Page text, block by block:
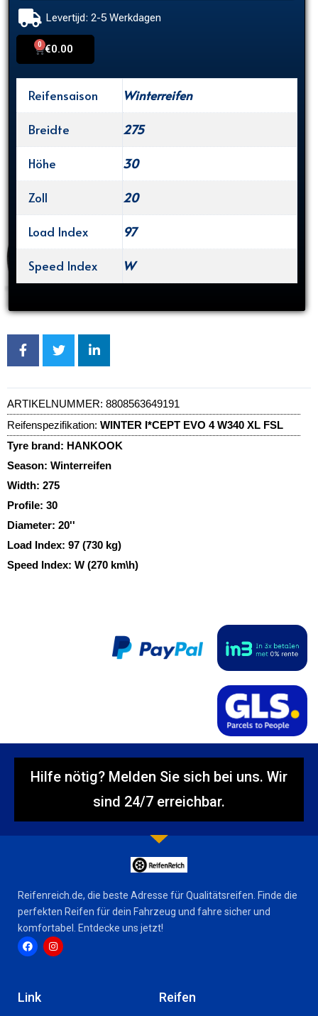
Levertijd: 2-5 Werkdagen
€0.00
0
Cart
Reifensaison
Winterreifen
Breidte
275
Höhe
30
Zoll
20
Load Index
97
Speed Index
W
ARTIKELNUMMER: 8808563649191
Reifenspezifikation: WINTER I*CEPT EVO 4 W340 XL FSL
Tyre brand: HANKOOK
Season: Winterreifen
Width: 275
Profile: 30
Diameter: 20''
Load Index: 97 (730 kg)
Speed Index: W (270 km\h)
Hilfe nötig? Melden Sie sich bei uns. Wir
sind 24/7 erreichbar.
Reifenreich.de, die beste Adresse für Qualitätsreifen. Finde die
perfekten Reifen für dein Fahrzeug und fahre sicher und
komfortabel. Entdecke uns jetzt!
c
e
Link Reifen